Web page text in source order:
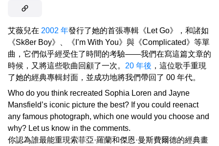
艾薇兒在 2002 年發行了她的首張專輯《Let Go》，和諸如
《Sk8er Boy》、《I’m With You》與《Complicated》等單
曲，它們似乎經受住了時間的考驗——我們在寫這篇文章的
時候，又將這些歌曲回顧了一次。 20 年後 ，這位歌手重現
了她的經典專輯封面，並成功地將我們帶回了 00 年代。
Who do you think recreated Sophia Loren and Jayne
Mansfield’s iconic picture the best? If you could reenact
any famous photograph, which one would you choose and
why? Let us know in the comments.
你認為誰最能重現索菲亞·羅蘭和傑恩·曼斯費爾德的經典畫